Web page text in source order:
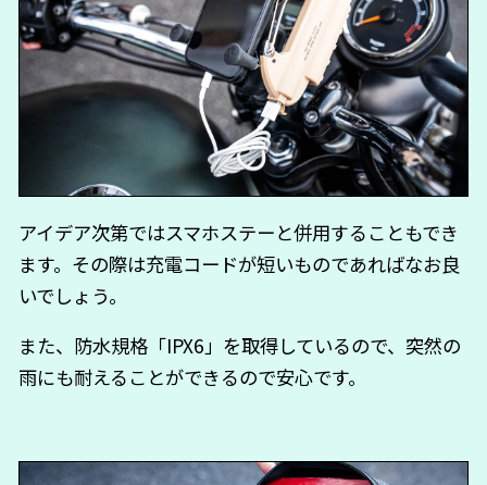
アイデア次第ではスマホステーと併用することもでき
ます。その際は充電コードが短いものであればなお良
いでしょう。
また、防水規格「IPX6」を取得しているので、突然の
雨にも耐えることができるので安心です。